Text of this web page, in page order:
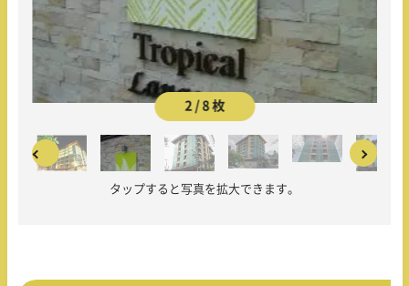
2 / 8 枚
タップすると写真を拡大できます。